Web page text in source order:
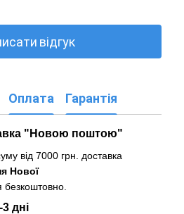
відгук
Оплата Гарантія
"Новою поштою"
від 7000 грн. доставка
Нової
безкоштовно
дні